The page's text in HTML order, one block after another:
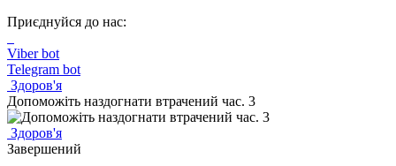
Приєднуйся до нас:
Viber bot
Telegram bot
Здоров'я
Допоможіть наздогнати втрачений час. 3
Здоров'я
Завершений